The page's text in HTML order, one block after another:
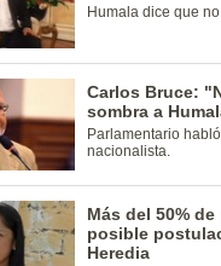
Humala dice que
Carlos Bruce:
sombra a
Parlamentario
nacionalista.
Más del 50%
posible
Heredia